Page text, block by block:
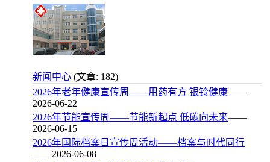
新闻中心 (文章: 182)
2026年老年健康宣传周——用药有方 银铃健康——
2026-06-22
2026年节能宣传周——节能新起点 低碳向未来——
2026-06-15
2026年国际档案日宣传周活动——档案与时代同行
——2026-06-08